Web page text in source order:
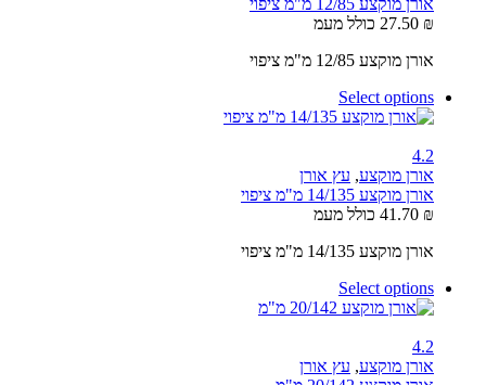
27.50 ₪
כולל מעמ
אורן מוקצע 12/85 מ"מ ציפוי
Select options
4.2
אורן מוקצע, עץ אורן
אורן מוקצע 14/135 מ"מ ציפוי
41.70 ₪
כולל מעמ
אורן מוקצע 14/135 מ"מ ציפוי
Select options
4.2
אורן מוקצע, עץ אורן